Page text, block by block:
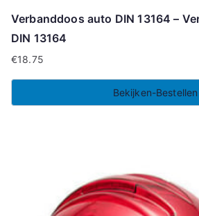
Verbanddoos auto DIN 13164 –
DIN 13164
€18.75
Bekijken-Bestellen